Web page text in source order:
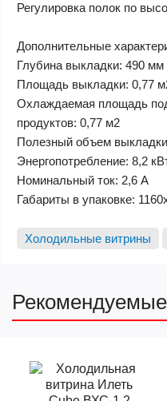
Регулировка полок по
Дополнительные
Глубина выкладки: 490 мм
Площадь выкладки: 0,77
Охлаждаемая площадь
продуктов: 0,77 м2
Полезный объем
Энергопотребление: 8,2
Номинальный ток: 2,6 А
Габариты в упаковке:
Холодильные витрины